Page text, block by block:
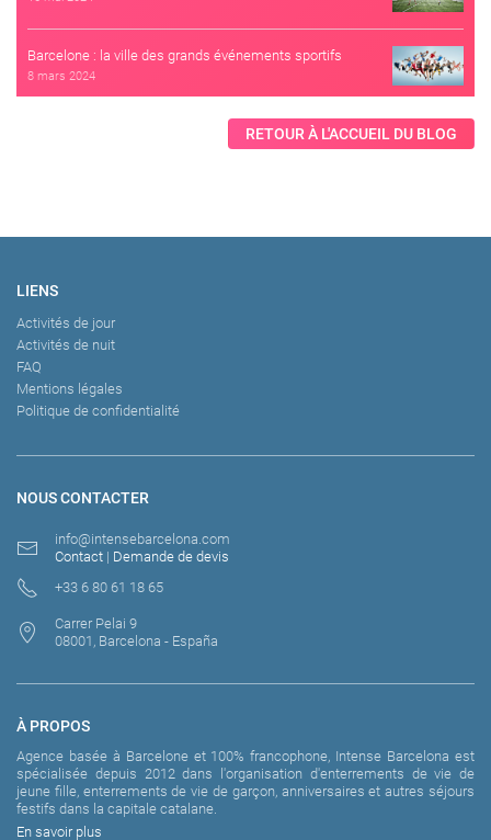
Barcelone : la ville des grands événements sportifs
8 mars 2024
RETOUR À L'ACCUEIL DU BLOG
NOUS CONTACTER
info@intensebarcelona.com
Contact | Demande de devis
+33 6 80 61 18 65
Carrer Pelai 9
08001, Barcelona - España
LIENS
Activités de jour
Activités de nuit
FAQ
Mentions légales
Politique de confidentialité
À PROPOS
Agence basée à Barcelone et 100% francophone, Intense Barcelona est
spécialisée depuis 2012 dans l'organisation d'enterrements de vie de
jeune fille, enterrements de vie de garçon, anniversaires et autres séjours
festifs dans la capitale catalane.
En savoir plus